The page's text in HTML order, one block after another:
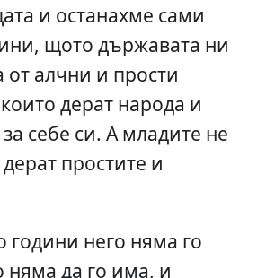
и останахме сами
щото държавата ни
от алчни и прости
дерат народа и
себе си. А младите не
простите и
години него няма го
няма да го има, и